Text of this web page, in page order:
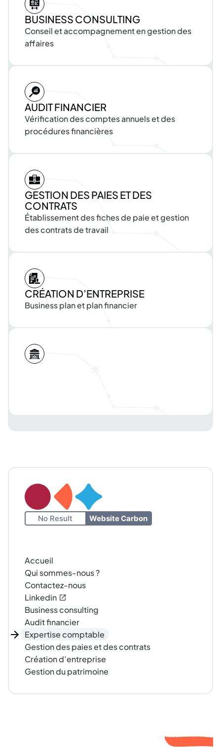
BUSINESS CONSULTING
Conseiletaccompagnementengestiondes
affaires
AUDITFINANCIER
Vérificationdescomptesannuelsetdes
procéduresfinancières
GESTION DES PAIES ETDES
CONTRATS
Établissementdesfichesde paieetgestion
descontratsdetravail
CRÉATION D’ENTREPRISE
Businessplanetplanfinancier
No Result Website Carbon
Accueil
Qui sommes-nous ?
Contactez-nous
Linkedin
Business consulting
Audit financier
Expertise comptable
Gestion des paies et des contrats
Création d’entreprise
Gestion du patrimoine